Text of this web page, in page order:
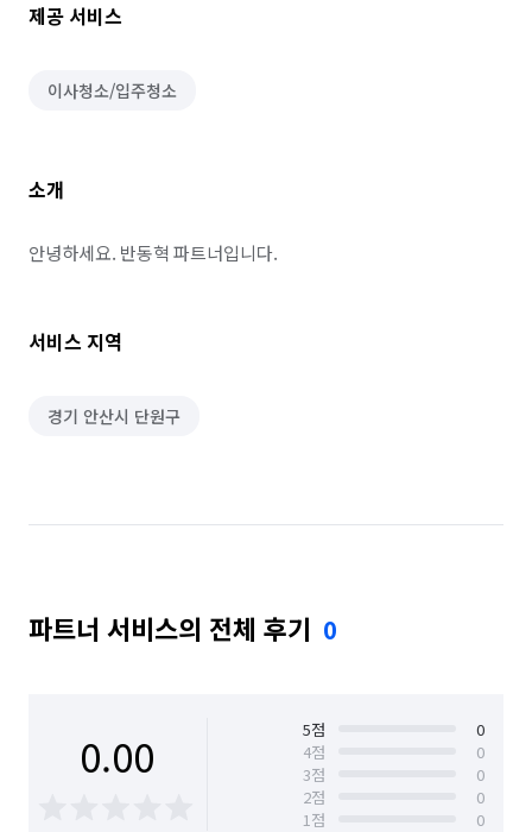
제공 서비스
이사청소/입주청소
소개
안녕하세요. 반동혁 파트너입니다.
서비스 지역
경기 안산시 단원구
파트너 서비스의 전체 후기 0
0.00 5점
0
4점
0
3점
0
2점
0
1점
0